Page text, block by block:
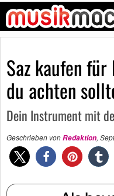
Saz kaufen
du achten
Dein Instrument mit
Geschrieben vonRedaktion,